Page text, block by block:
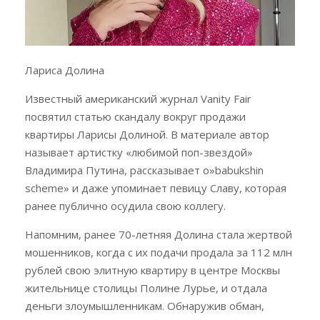
Лариса Долина
Известный американский журнал Vanity Fair
посвятил статью скандалу вокруг продажи
квартиры Ларисы Долиной. В материале автор
называет артистку «любимой поп-звездой»
Владимира Путина, рассказывает о»babukshin
scheme» и даже упоминает певицу Славу, которая
ранее публично осудила свою коллегу.
Напомним, ранее 70-летняя Долина стала жертвой
мошенников, когда с их подачи продала за 112 млн
рублей свою элитную квартиру в центре Москвы
жительнице столицы Полине Лурье, и отдала
деньги злоумышленникам. Обнаружив обман,